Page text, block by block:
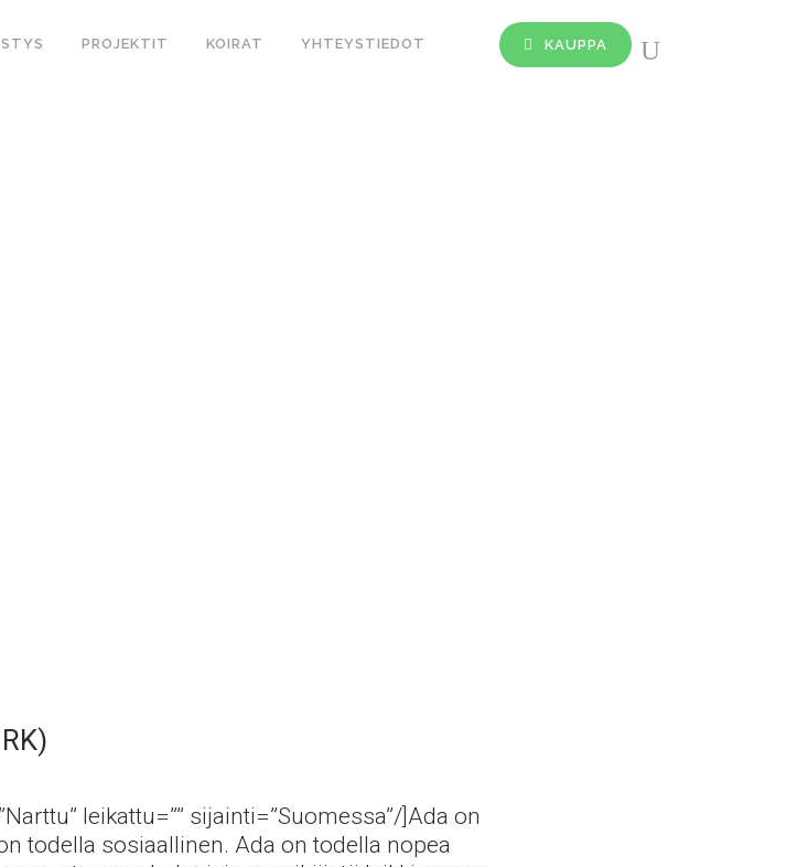
PROJEKTIT KOIRAT YHTEYSTIEDOT KAUPPA
leikattu=”” sijainti=”Suomessa”/]Ada on
todella sosiaallinen. Ada on todella nopea